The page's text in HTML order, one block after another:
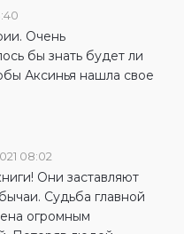
Очень
бы знать будет ли
Аксинья нашла свое
08:02
Они заставляют
Судьба главной
огромным